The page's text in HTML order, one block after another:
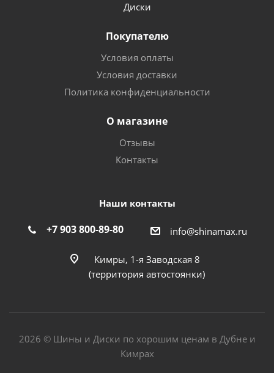
Диски
Покупателю
Условия оплаты
Условия доставки
Политика конфиденциальности
О магазине
Отзывы
Контакты
Наши контакты
+7 903 800-89-80 info@shinamax.ru
Кимры, 1-я Заводская 8
(территория автостоянки)
2026 © Шины и Диски по хорошим ценам в Дубне и
Кимрах